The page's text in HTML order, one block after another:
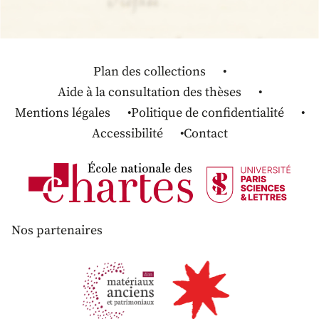
Plan des collections
Aide à la consultation des thèses
Mentions légales
Politique de confidentialité
Accessibilité
Contact
Nos partenaires